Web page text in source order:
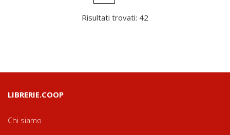
Risultati trovati: 42
LIBRERIE.COOP
Chi siamo